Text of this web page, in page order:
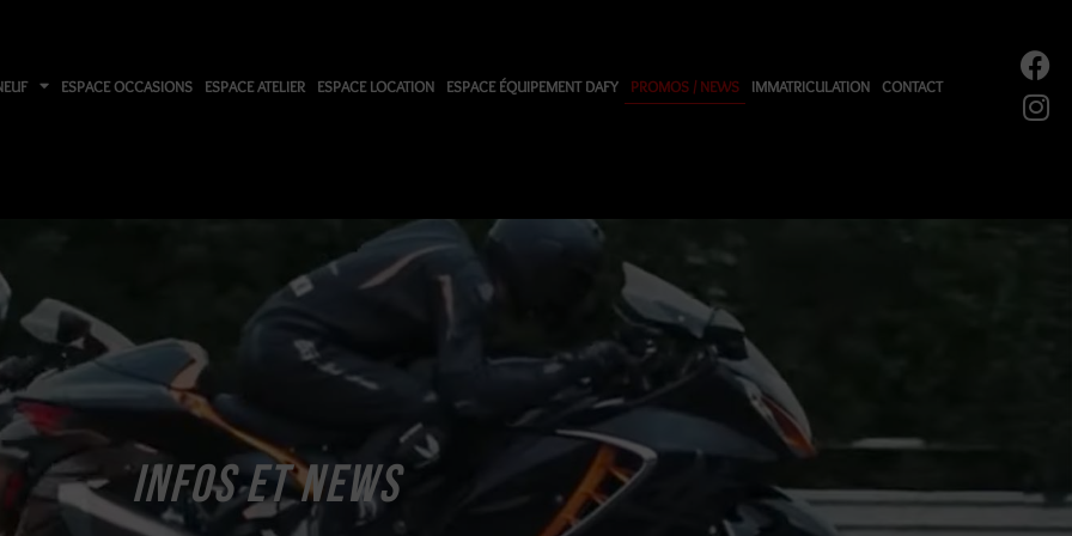
ESPACE OCCASIONS ESPACE ATELIER ESPACE LOCATION ESPACE ÉQUIPEMENT DAFY PROMOS / NEWS IMMATRICULATION CONTACT
INFOS ET NEWS